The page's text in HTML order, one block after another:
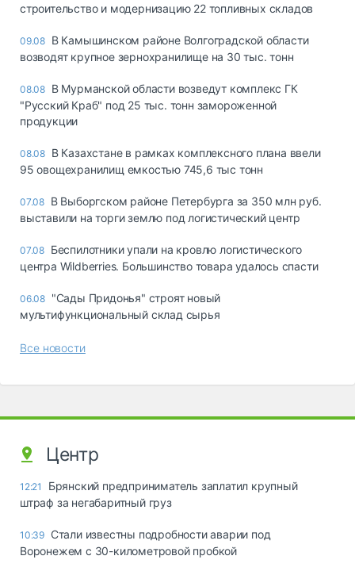
строительство и модернизацию 22 топливных складов
09.08 В Камышинском районе Волгоградской области
возводят крупное зернохранилище на 30 тыс. тонн
08.08 В Мурманской области возведут комплекс ГК
"Русский Краб" под 25 тыс. тонн замороженной
продукции
08.08 В Казахстане в рамках комплексного плана ввели
95 овощехранилищ емкостью 745,6 тыс тонн
07.08 В Выборгском районе Петербурга за 350 млн руб.
выставили на торги землю под логистический центр
07.08 Беспилотники упали на кровлю логистического
центра Wildberries. Большинство товара удалось спасти
06.08 "Сады Придонья" строят новый
мультифункциональный склад сырья
Все новости
Центр
12:21
Брянский предприниматель заплатил крупный
штраф за негабаритный груз
10:39 Стали известны подробности аварии под
Воронежем с 30-километровой пробкой